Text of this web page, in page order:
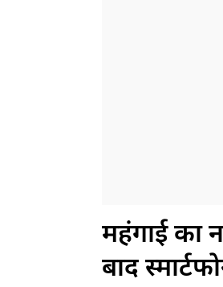
महंगाई का
बाद